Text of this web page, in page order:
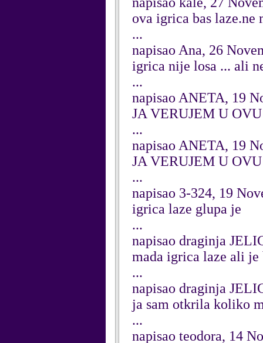
ova igrica bas laze.ne
...
napisao Ana, 26
igrica nije losa ... ali
...
napisao ANETA, 19
JA VERUJEM U
...
napisao ANETA, 19
JA VERUJEM U
...
napisao 3-324, 19
igrica laze glupa je
...
napisao draginja
mada igrica laze ali
...
napisao draginja
ja sam otkrila koliko
...
napisao teodora, 14